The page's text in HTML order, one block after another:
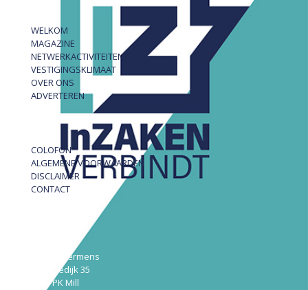
WELKOM
MAGAZINE
NETWERKACTIVITEITEN
VESTIGINGSKLIMAAT
OVER ONS
ADVERTEREN
COLOFON
ALGEMENE VOORWAARDEN
DISCLAIMER
CONTACT
Robert Hermens
Udensedijk 35
5451 PK Mill